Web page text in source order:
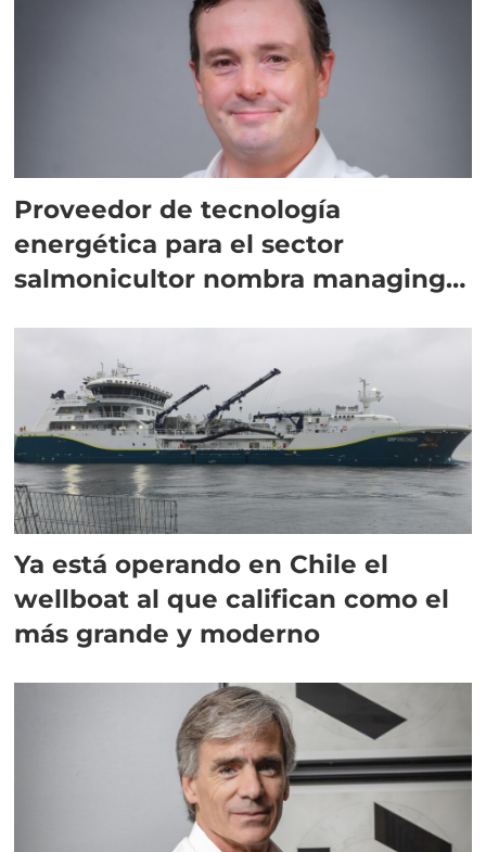
Proveedor de tecnología
energética para el sector
salmonicultor nombra managing
Ya está operando en Chile el
wellboat al que califican como el
más grande y moderno